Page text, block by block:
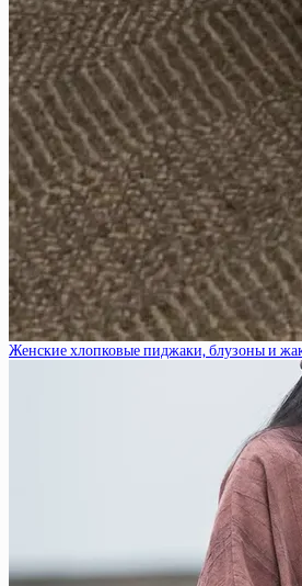
Женские хлопковые пиджаки, блузоны и